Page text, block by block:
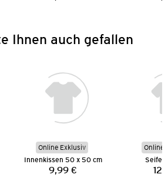
Ihnen auch gefallen
Online Exklusiv
Innenkissen 50 x 50 cm
Preis:
9,99 €
Online